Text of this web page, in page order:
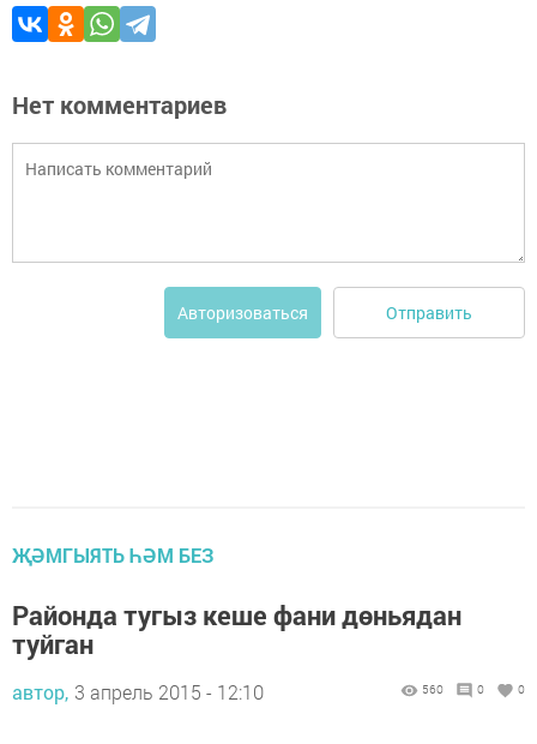
Нет комментариев
Авторизоваться Отправить
ҖӘМГЫЯТЬ ҺӘМ БЕЗ
Районда тугыз кеше фани дөньядан
туйган
автор, 3 апрель 2015 - 12:10 560 0 0